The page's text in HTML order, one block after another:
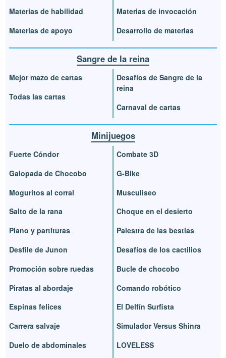
Materias de habilidad
Materias de apoyo
Materias de invocación
Desarrollo de materias
Sangre de la reina
Mejor mazo de cartas
Todas las cartas
Desafíos de Sangre de la
reina
Carnaval de cartas
Minijuegos
Fuerte Cóndor
Galopada de Chocobo
Moguritos al corral
Salto de la rana
Piano y partituras
Desfile de Junon
Promoción sobre ruedas
Piratas al abordaje
Espinas felices
Carrera salvaje
Duelo de abdominales
Combate 3D
G-Bike
Musculiseo
Choque en el desierto
Palestra de las bestias
Desafíos de los cactilios
Bucle de chocobo
Comando robótico
El Delfín Surfista
Simulador Versus Shinra
LOVELESS